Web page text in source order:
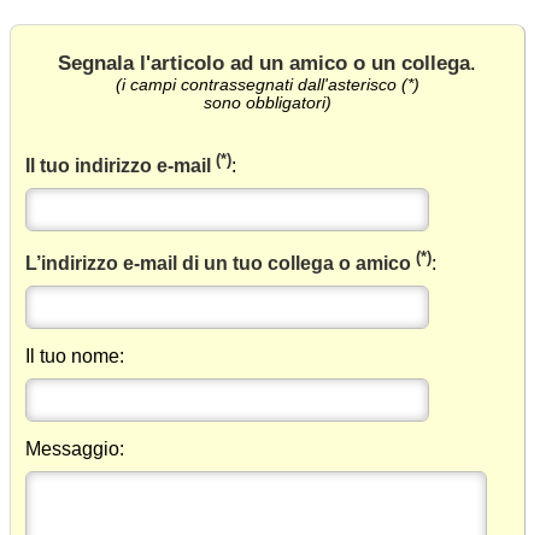
Segnala l'articolo ad un amico o un collega.
(i campi contrassegnati dall'asterisco (*)
sono obbligatori)
Il tuo indirizzo e-mail(*):
L’indirizzo e-mail di un tuo collega o amico(*):
Il tuo nome:
Messaggio: